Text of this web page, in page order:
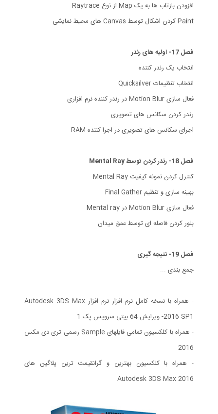
افزودن بازتاب ها به یک Map از نوع Raytrace
Paint کردن اشکال توسط Canvas های محیط نمایشی
فصل 17- اولیه های رندر
انتخاب یک رندر کننده
انتخاب تنظیمات Quicksilver
فعال سازی Motion Blur در رندر کننده نرم افزاری
رندر کردن سکانس های تصویری
اجرای سکانس های تصویری در اجرا کننده RAM
فصل 18- رندر کردن توسط Mental Ray
کنترل کردن نمونه کیفیت Mental Ray
بهینه سازی و تنظیم Final Gather
فعال سازی Motion Blur در Mental ray
بلور کردن فاصله ای توسط عمق میدان
فصل 19- نتیجه گیری
جمع بندی ...
- همراه با نسخه کامل نرم افزار نرم افزار Autodesk 3DS Max
2016 SP1- ویرایش 64 بیتی سرویس پک 1
- همراه با کلکسیون تمامی فایلهای Sample رسمی تری دی مکس
2016
- همراه با کلکسیون بهترین و گرانقیمت ترین پلاگین های
Autodesk 3DS Max 2016